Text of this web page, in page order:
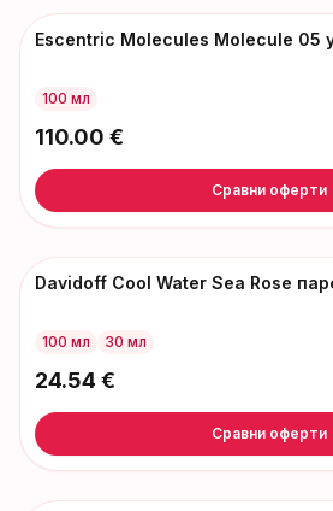
Escentric Molecules Molecule 05
100 мл
110.00 €
Сравни оферти
Davidoff Cool Water Sea Rose
100 мл 30 мл
24.54 €
Сравни оферти